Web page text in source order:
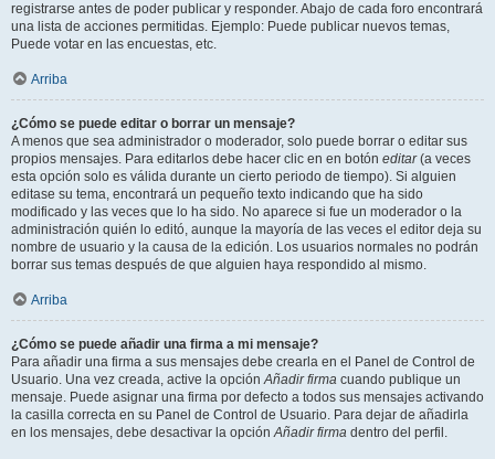
registrarse antes de poder publicar y responder. Abajo de cada foro encontrará
una lista de acciones permitidas. Ejemplo: Puede publicar nuevos temas,
Puede votar en las encuestas, etc.
Arriba
¿Cómo se puede editar o borrar un mensaje?
A menos que sea administrador o moderador, solo puede borrar o editar sus
propios mensajes. Para editarlos debe hacer clic en en botón editar(a veces
esta opción solo es válida durante un cierto periodo de tiempo). Si alguien
editase su tema, encontrará un pequeño texto indicando que ha sido
modificado y las veces que lo ha sido. No aparece si fue un moderador o la
administración quién lo editó, aunque la mayoría de las veces el editor deja su
nombre de usuario y la causa de la edición. Los usuarios normales no podrán
borrar sus temas después de que alguien haya respondido al mismo.
Arriba
¿Cómo se puede añadir una firma a mi mensaje?
Para añadir una firma a sus mensajes debe crearla en el Panel de Control de
Usuario. Una vez creada, active la opciónAñadir firma cuando publique un
mensaje. Puede asignar una firma por defecto a todos sus mensajes activando
la casilla correcta en su Panel de Control de Usuario. Para dejar de añadirla
en los mensajes, debe desactivar la opciónAñadir firma dentro del perfil.